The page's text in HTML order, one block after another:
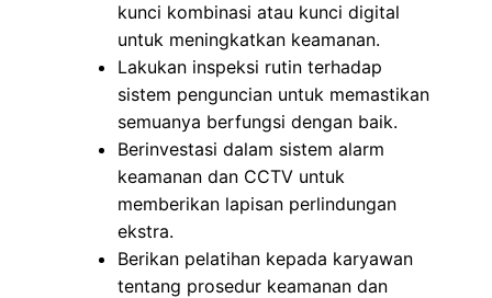
kunci kombinasi atau kunci digital
untuk meningkatkan keamanan.
Lakukan inspeksi rutin terhadap
sistem penguncian untuk memastikan
semuanya berfungsi dengan baik.
Berinvestasi dalam sistem alarm
keamanan dan CCTV untuk
memberikan lapisan perlindungan
ekstra.
Berikan pelatihan kepada karyawan
tentang prosedur keamanan dan